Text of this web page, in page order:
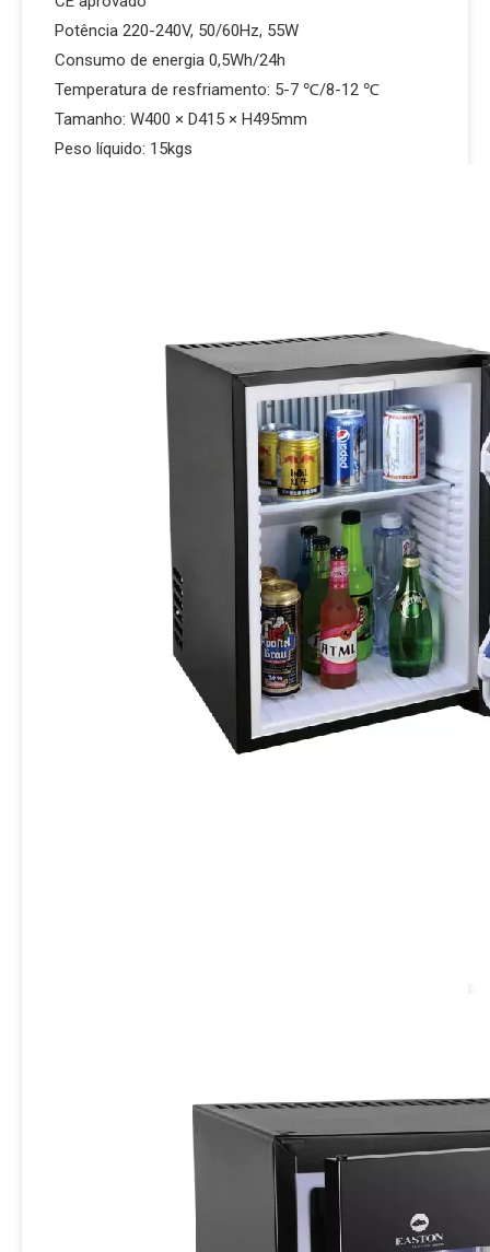
Potência 220-240V, 50/60Hz, 55W
Consumo de energia 0,5Wh/24h
Temperatura de resfriamento: 5-7 ℃/8-12 ℃
Tamanho: W400 × D415 × H495mm
Peso líquido: 15kgs